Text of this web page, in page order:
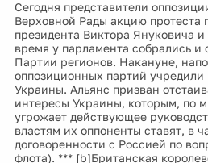
Сегодня представители
Верховной Рады акцию протеста
президента Виктора Януковича
время у парламента собрались
Партии регионов. Накануне,
оппозиционных партий
Украины. Альянс призван
интересы Украины, которым, по
угрожает действующее
властям их оппоненты ставят, в
договоренности с Россией по
флота). *** [b]Британская